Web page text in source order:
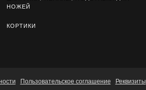
НОЖЕЙ
КОРТИКИ
Пользовательское соглашение Реквизиты